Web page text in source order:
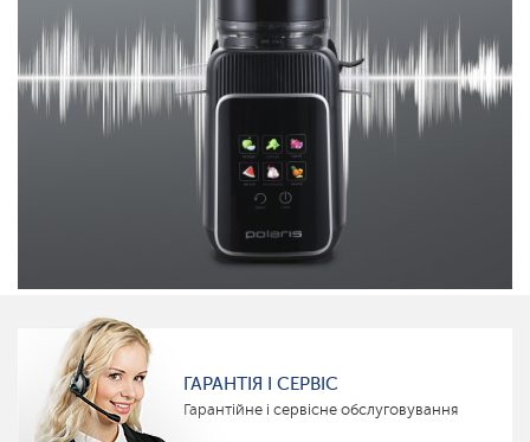
ГАРАНТІЯ І СЕРВІС
Гарантійне і сервісне обслуговування